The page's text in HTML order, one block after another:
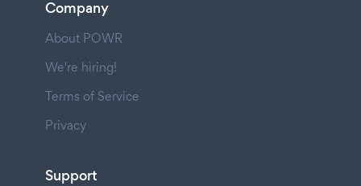
Company
About POWR
We're hiring!
Terms of Service
Privacy
Support